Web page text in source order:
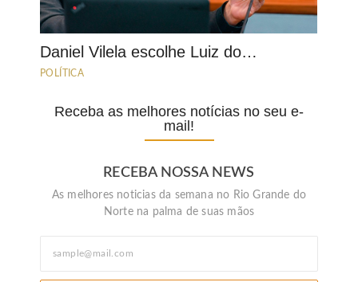
Daniel Vilela escolhe Luiz do…
POLÍTICA
Receba as melhores notícias no seu e-
mail!
RECEBA NOSSA NEWS
As melhores noticias da semana no Rio Grande do
Norte na palma de suas mãos